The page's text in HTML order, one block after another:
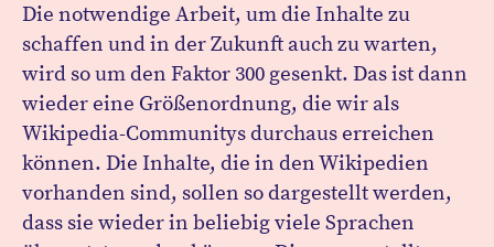
Die notwendige Arbeit, um die Inhalte zu
schaffen und in der Zukunft auch zu warten,
wird so um den Faktor 300 gesenkt. Das ist dann
wieder eine Größenordnung, die wir als
Wikipedia-Communitys durchaus erreichen
können. Die Inhalte, die in den Wikipedien
vorhanden sind, sollen so dargestellt werden,
dass sie wieder in beliebig viele Sprachen